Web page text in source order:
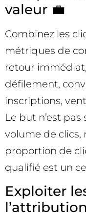
valeur 💼
Combinez les
métriques de
retour
défilement,
inscriptions,
Le but n’est
volume de clics,
proportion de
qualifié est un
Exploiter